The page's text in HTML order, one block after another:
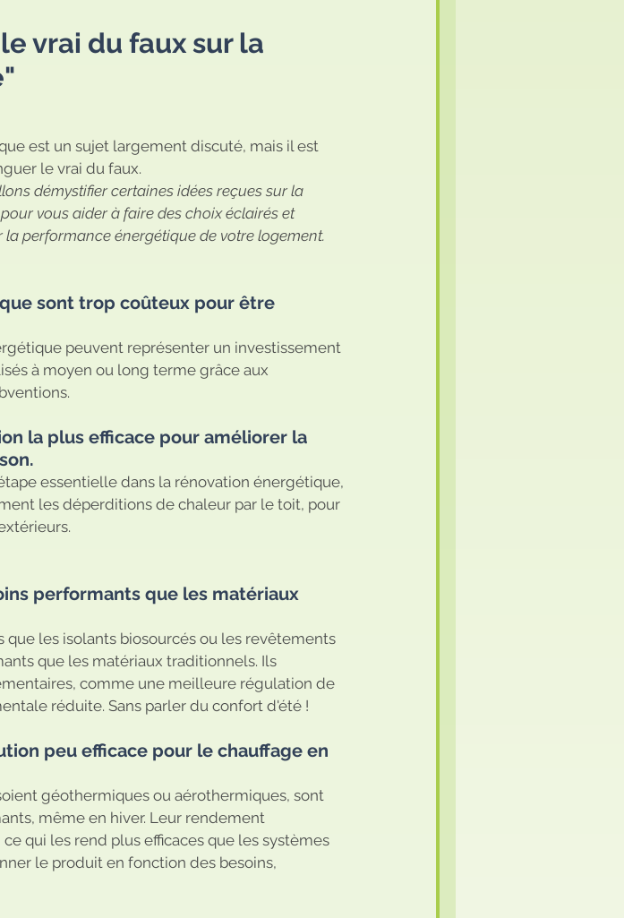
vrai du faux sur la
est un sujet largement discuté, mais il est
le vrai du faux.
démystifier certaines idées reçues sur la
vous aider à faire des choix éclairés et
performance énergétique de votre logement.
sont trop coûteux pour être
peuvent représenter un investissement
à moyen ou long terme grâce aux
la plus efficace pour améliorer la
essentielle dans la rénovation énergétique,
les déperditions de chaleur par le toit, pour
performants que les matériaux
que les isolants biosourcés ou les revêtements
que les matériaux traditionnels. Ils
comme une meilleure régulation de
réduite. Sans parler du confort d'été !
peu efficace pour le chauffage en
géothermiques ou aérothermiques, sont
même en hiver. Leur rendement
qui les rend plus efficaces que les systèmes
le produit en fonction des besoins,